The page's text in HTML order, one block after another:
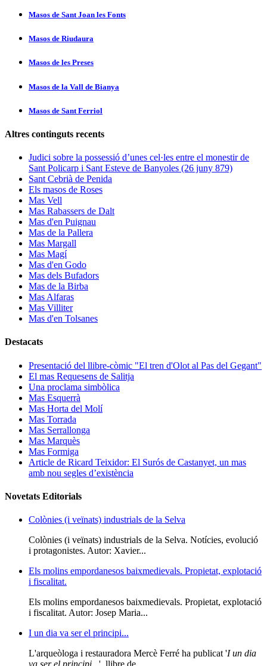
Masos de Sant Joan les Fonts
Masos de Riudaura
Masos de les Preses
Masos de la Vall de Bianya
Masos de Sant Ferriol
Altres continguts recents
Judici sobre la possessió d’unes cel·les entre el monestir de
Sant Policarp i Sant Esteve de Banyoles (26 juny 879)
Sant Cebrià de Penida
Els masos de Roses
Mas Vell
Mas Rabassers de Dalt
Mas d'en Puignau
Mas de la Pallera
Mas Margall
Mas Magí
Mas d'en Godo
Mas dels Bufadors
Mas de la Birba
Mas Alfaras
Mas Villiter
Mas d'en Tolsanes
Destacats
Presentació del llibre-còmic "El tren d'Olot al Pas del Gegant"
El mas Requesens de Salitja
Una proclama simbòlica
Mas Esquerrà
Mas Horta del Molí
Mas Torrada
Mas Serrallonga
Mas Marquès
Mas Formiga
Article de Ricard Teixidor: El Surós de Castanyet, un mas
amb nou segles d’existència
Novetats Editorials
Colònies (i veïnats) industrials de la Selva
Colònies (i veïnats) industrials de la Selva. Notícies, evolució
i protagonistes. Autor: Xavier...
Els molins empordanesos baixmedievals. Propietat, explotació
i fiscalitat.
Els molins empordanesos baixmedievals. Propietat, explotació
i fiscalitat. Autor: Josep Maria...
I un dia va ser el principi...
L'arqueòloga i restauradora Mercè Ferré ha publicat 'I un dia